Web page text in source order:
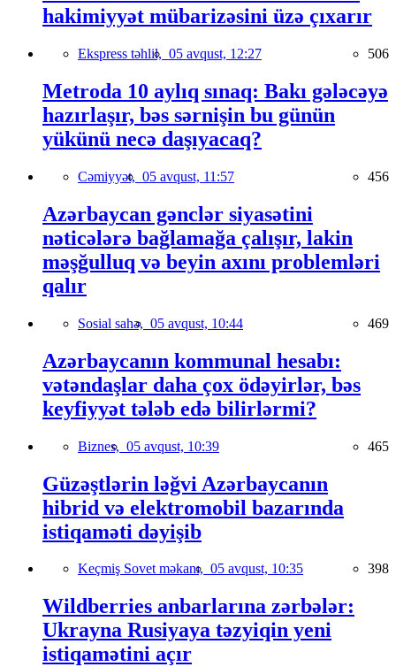
hakimiyyət mübarizəsini üzə çıxarır
Ekspress təhlil, 05 avqust, 12:27 506
Metroda 10 aylıq sınaq: Bakı gələcəyə
hazırlaşır, bəs sərnişin bu günün
yükünü necə daşıyacaq?
Cəmiyyət, 05 avqust, 11:57 456
Azərbaycan gənclər siyasətini
nəticələrə bağlamağa çalışır, lakin
məşğulluq və beyin axını problemləri
qalır
Sosial sahə, 05 avqust, 10:44 469
Azərbaycanın kommunal hesabı:
vətəndaşlar daha çox ödəyirlər, bəs
keyfiyyət tələb edə bilirlərmi?
Biznes, 05 avqust, 10:39 465
Güzəştlərin ləğvi Azərbaycanın
hibrid və elektromobil bazarında
istiqaməti dəyişib
Keçmiş Sovet məkanı, 05 avqust, 10:35 398
Wildberries anbarlarına zərbələr:
Ukrayna Rusiyaya təzyiqin yeni
istiqamətini açır